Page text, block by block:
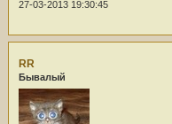
27-03-2013 19:30:45
RR
Бывалый